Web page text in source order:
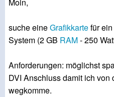
Moin,
suche eineGrafikkartefür
System (2 GB RAM- 250
Anforderungen: möglichst
DVI Anschluss damit ich von
wegkomme.